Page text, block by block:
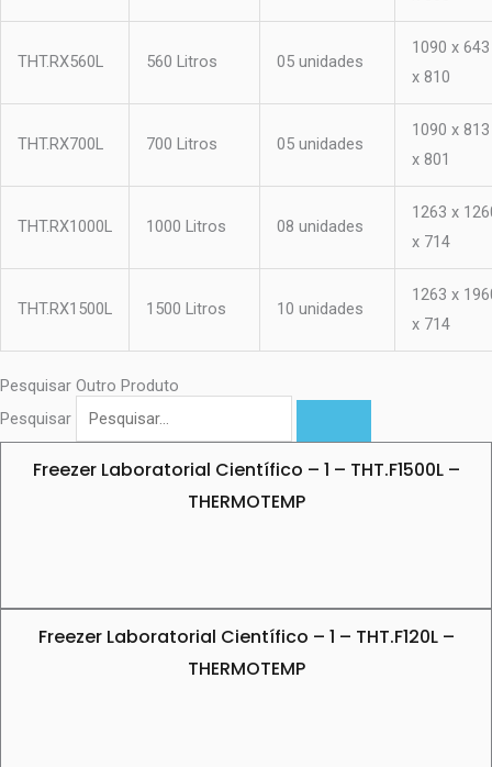
THT.RX560L 560 Litros 05 unidades
1090 x 643
x 810
THT.RX700L 700 Litros 05 unidades
1090 x 813
x 801
THT.RX1000L 1000 Litros 08 unidades
1263 x
x 714
THT.RX1500L 1500 Litros 10 unidades
1263 x
x 714
Pesquisar Outro Produto
Pesquisar
Freezer Laboratorial Científico – 1 – THT.F1500L –
THERMOTEMP
Freezer Laboratorial Científico – 1 – THT.F120L –
THERMOTEMP